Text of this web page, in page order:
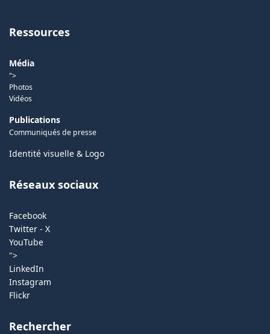
Ressources
Média
">
Photos
Vidéos
Publications
Communiqués de presse
Identité visuelle & Logo
Réseaux sociaux
Facebook
Twitter - X
YouTube
">
LinkedIn
Instagram
Flickr
Rechercher